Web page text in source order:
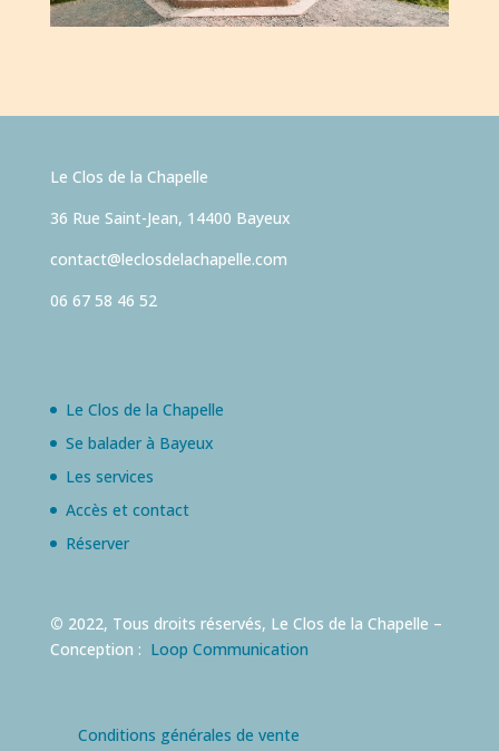
Le Clos de la Chapelle
36 Rue Saint-Jean, 14400 Bayeux
contact@leclosdelachapelle.com
06 67 58 46 52
Le Clos de la Chapelle
Se balader à Bayeux
Les services
Accès et contact
Réserver
© 2022, Tous droits réservés, Le Clos de la Chapelle –
Conception : Loop Communication
Conditions générales de vente